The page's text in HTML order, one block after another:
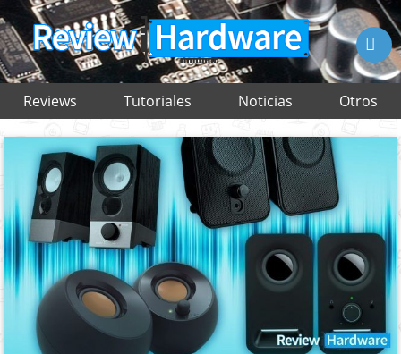
Reviews Tutoriales Noticias Otros
